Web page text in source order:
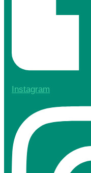
Instagram